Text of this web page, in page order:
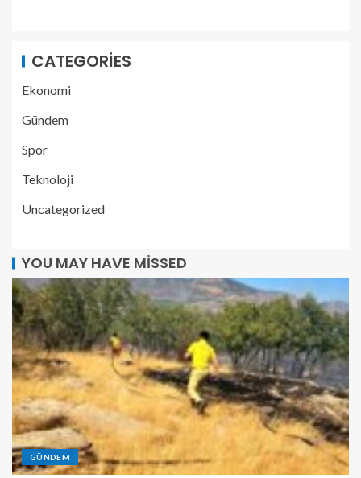
CATEGORIES
Ekonomi
Gündem
Spor
Teknoloji
Uncategorized
YOU MAY HAVE MISSED
GÜNDEM